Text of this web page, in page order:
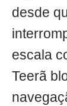
desde
escala
Teerã